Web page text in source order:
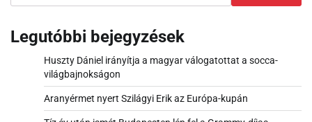
Legutóbbi bejegyzések
Huszty Dániel irányítja a magyar válogatottat a socca-
világbajnokságon
Aranyérmet nyert Szilágyi Erik az Európa-kupán